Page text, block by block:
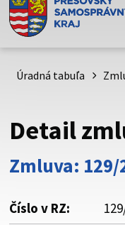
Doména psk.sk je
Toto je oficiálna
psk.sk.
Buďte pozorní a vždy
cez zabezpečenú
vždy začína https://
Úradná tabuľa
Detail
Zmluva: 129/
Číslo v RZ: